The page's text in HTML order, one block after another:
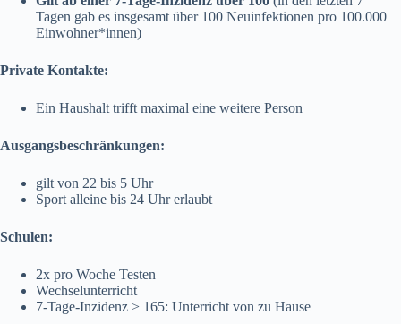
Tagen gab es insgesamt über 100 Neuinfektionen pro 100.000
Einwohner*innen)
Private Kontakte:
Ein Haushalt trifft maximal eine weitere Person
Ausgangsbeschränkungen:
gilt von 22 bis 5 Uhr
Sport alleine bis 24 Uhr erlaubt
Schulen:
2x pro Woche Testen
Wechselunterricht
7-Tage-Inzidenz > 165: Unterricht von zu Hause